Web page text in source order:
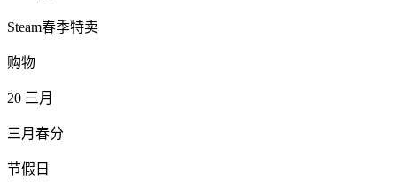
Steam春季特卖
购物
20 三月
三月春分
节假日